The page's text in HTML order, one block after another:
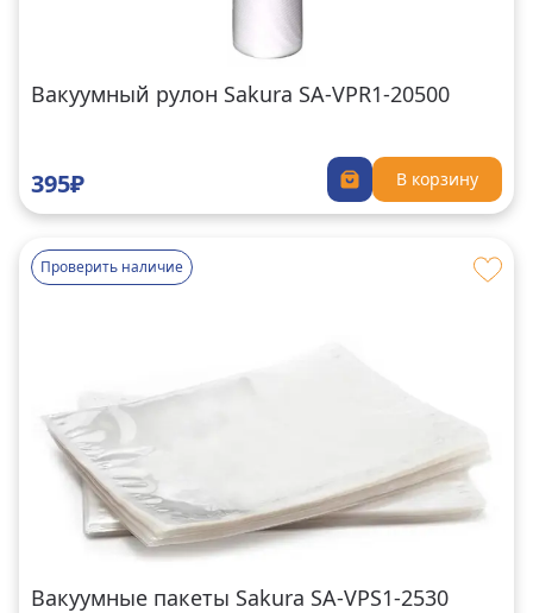
Вакуумный рулон Sakura SA-VPR1-20500
395₽ В корзину
Проверить наличие
Вакуумные пакеты Sakura SA-VPS1-2530